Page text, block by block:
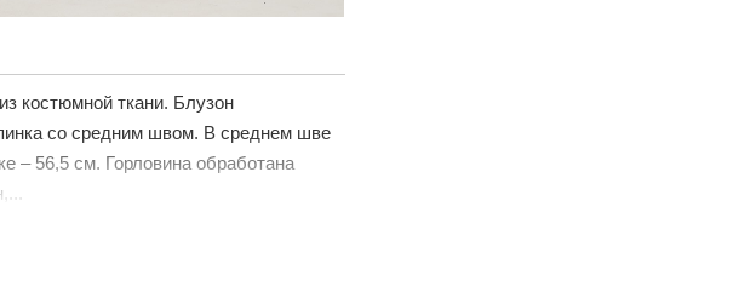
костюмной ткани. Блузон
со средним швом. В среднем шве
– 56,5 см. Горловина обработана